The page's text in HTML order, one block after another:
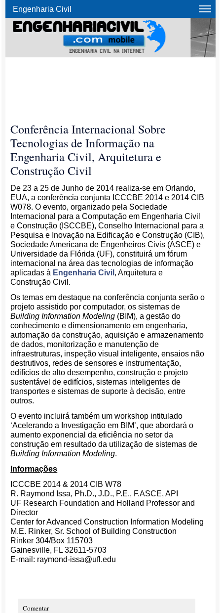
Engenharia Civil
Conferência Internacional Sobre
Tecnologias de Informação na
Engenharia Civil, Arquitetura e
Construção Civil
De 23 a 25 de Junho de 2014 realiza-se em Orlando,
EUA, a conferência conjunta ICCCBE 2014 e 2014 CIB
W078. O evento, organizado pela Sociedade
Internacional para a Computação em Engenharia Civil
e Construção (ISCCBE), Conselho Internacional para a
Pesquisa e Inovação na Edificação e Construção (CIB),
Sociedade Americana de Engenheiros Civis (ASCE) e
Universidade da Flórida (UF), constituirá um fórum
internacional na área das tecnologias de informação
aplicadas à Engenharia Civil , Arquitetura e
Construção Civil.
Os temas em destaque na conferência conjunta serão o
projeto assistido por computador, os sistemas de
Building Information Modeling (BIM), a gestão do
conhecimento e dimensionamento em engenharia,
automação da construção, aquisição e armazenamento
de dados, monitorização e manutenção de
infraestruturas, inspeção visual inteligente, ensaios não
destrutivos, redes de sensores e instrumentação,
edifícios de alto desempenho, construção e projeto
sustentável de edifícios, sistemas inteligentes de
transportes e sistemas de suporte à decisão, entre
outros.
O evento incluirá também um workshop intitulado
‘Acelerando a Investigação em BIM’, que abordará o
aumento exponencial da eficiência no setor da
construção em resultado da utilização de sistemas de
Building Information Modeling.
Informações
ICCCBE 2014 & 2014 CIB W78
R. Raymond Issa, Ph.D., J.D., P.E., F.ASCE, API
UF Research Foundation and Holland Professor and
Director
Center for Advanced Construction Information Modeling
M.E. Rinker, Sr. School of Building Construction
Rinker 304/Box 115703
Gainesville, FL 32611-5703
E-mail: raymond-issa@ufl.edu
Comentar